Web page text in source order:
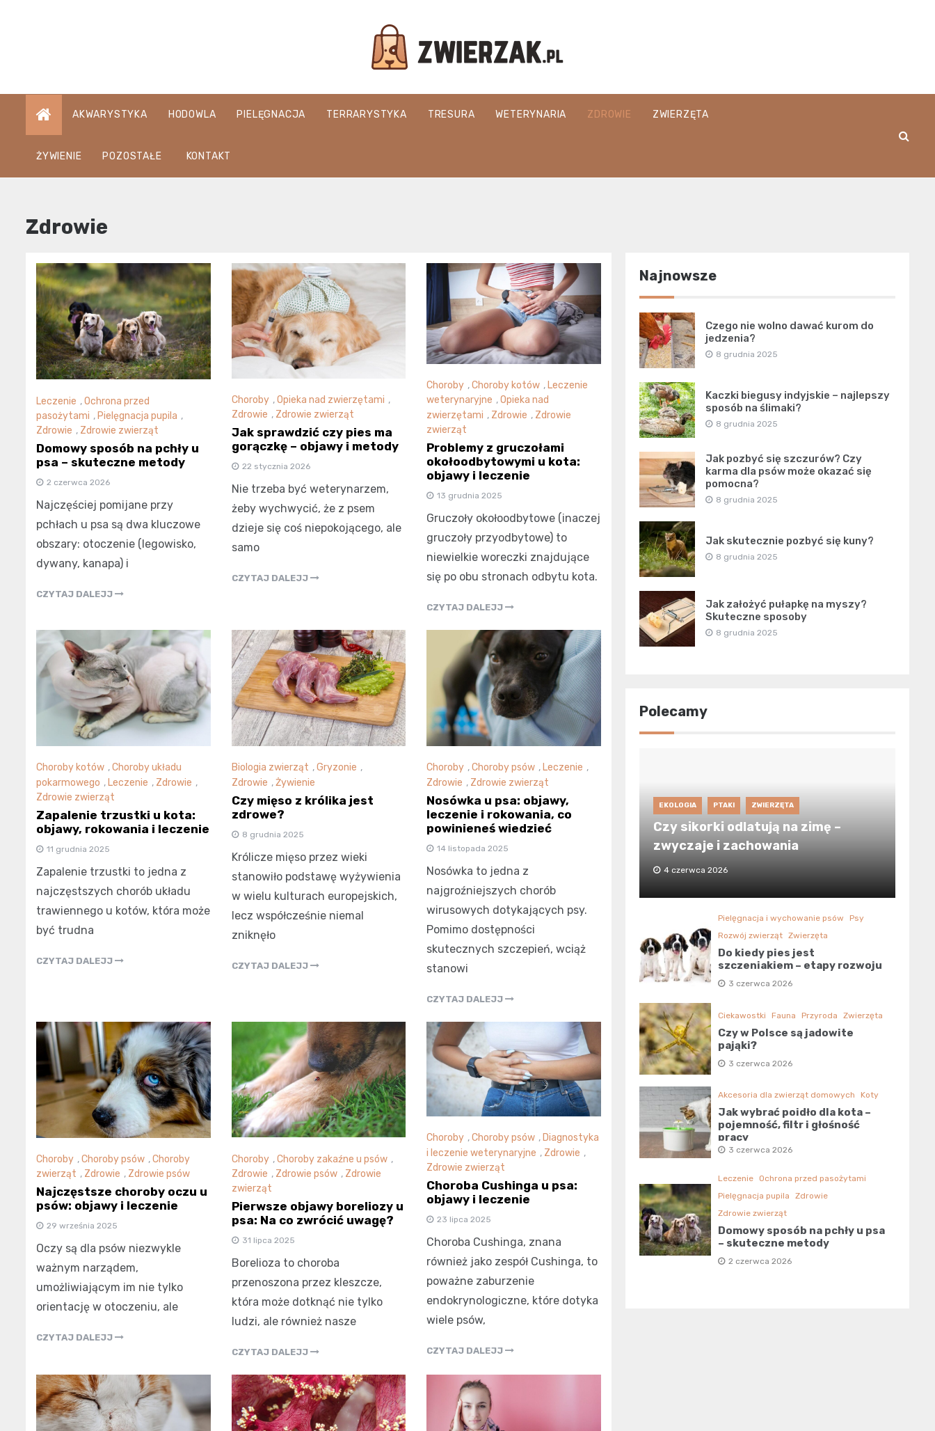
Zwierzak.pl
AKWARYSTYKA HODOWLA PIELĘGNACJA TERRARYSTYKA TRESURA WETERYNARIA ZDROWIE ZWIERZĘTA
ŻYWIENIE POZOSTAŁE KONTAKT
Zdrowie
Leczenie ,Ochrona przed
pasożytami , Pielęgnacja pupila ,
Zdrowie , Zdrowie zwierząt
Domowy sposób na pchły u
psa – skuteczne metody
2 czerwca 2026
Najczęściej pomijane przy
pchłach u psa są dwa kluczowe
obszary: otoczenie (legowisko,
dywany, kanapa) i
CZYTAJ DALEJJ
Choroby ,Opieka nad zwierzętami ,
Zdrowie , Zdrowie zwierząt
Jak sprawdzić czy pies ma
gorączkę – objawy i metody
22 stycznia 2026
Nie trzeba być weterynarzem,
żeby wychwycić, że z psem
dzieje się coś niepokojącego, ale
samo
CZYTAJ DALEJJ
Choroby ,Choroby kotów , Leczenie
weterynaryjne ,Opieka nad
zwierzętami , Zdrowie , Zdrowie
zwierząt
Problemy z gruczołami
okołoodbytowymi u kota:
objawy i leczenie
13 grudnia 2025
Gruczoły okołoodbytowe (inaczej
gruczoły przyodbytowe) to
niewielkie woreczki znajdujące
się po obu stronach odbytu kota.
CZYTAJ DALEJJ
Choroby kotów ,Choroby układu
pokarmowego , Leczenie , Zdrowie ,
Zdrowie zwierząt
Zapalenie trzustki u kota:
objawy, rokowania i leczenie
11 grudnia 2025
Zapalenie trzustki to jedna z
najczęstszych chorób układu
trawiennego u kotów, która może
być trudna
CZYTAJ DALEJJ
Biologia zwierząt ,Gryzonie ,
Zdrowie ,Żywienie
Czy mięso z królika jest
zdrowe?
8 grudnia 2025
Królicze mięso przez wieki
stanowiło podstawę wyżywienia
w wielu kulturach europejskich,
lecz współcześnie niemal
zniknęło
CZYTAJ DALEJJ
Choroby ,Choroby psów , Leczenie ,
Zdrowie , Zdrowie zwierząt
Nosówka u psa: objawy,
leczenie i rokowania, co
powinieneś wiedzieć
14 listopada 2025
Nosówka to jedna z
najgroźniejszych chorób
wirusowych dotykających psy.
Pomimo dostępności
skutecznych szczepień, wciąż
stanowi
CZYTAJ DALEJJ
Choroby ,Choroby psów ,Choroby
zwierząt , Zdrowie , Zdrowie psów
Najczęstsze choroby oczu u
psów: objawy i leczenie
29 września 2025
Oczy są dla psów niezwykle
ważnym narządem,
umożliwiającym im nie tylko
orientację w otoczeniu, ale
CZYTAJ DALEJJ
Choroby ,Choroby zakaźne u psów ,
Zdrowie , Zdrowie psów , Zdrowie
zwierząt
Pierwsze objawy boreliozy u
psa: Na co zwrócić uwagę?
31 lipca 2025
Borelioza to choroba
przenoszona przez kleszcze,
która może dotknąć nie tylko
ludzi, ale również nasze
CZYTAJ DALEJJ
Choroby ,Choroby psów ,Diagnostyka
i leczenie weterynaryjne , Zdrowie ,
Zdrowie zwierząt
Choroba Cushinga u psa:
objawy i leczenie
23 lipca 2025
Choroba Cushinga, znana
również jako zespół Cushinga, to
poważne zaburzenie
endokrynologiczne, które dotyka
wiele psów,
CZYTAJ DALEJJ
Najnowsze
Czego nie wolno dawać kurom do
jedzenia?
8 grudnia 2025
Kaczki biegusy indyjskie – najlepszy
sposób na ślimaki?
8 grudnia 2025
Jak pozbyć się szczurów? Czy
karma dla psów może okazać się
pomocna?
8 grudnia 2025
Jak skutecznie pozbyć się kuny?
8 grudnia 2025
Jak założyć pułapkę na myszy?
Skuteczne sposoby
8 grudnia 2025
Polecamy
EKOLOGIA PTAKI ZWIERZĘTA
Czy sikorki odlatują na zimę –
zwyczaje i zachowania
4 czerwca 2026
Pielęgnacja i wychowanie psów
Psy
Rozwój zwierząt Zwierzęta
Do kiedy pies jest
szczeniakiem – etapy rozwoju
3 czerwca 2026
Ciekawostki Fauna Przyroda Zwierzęta
Czy w Polsce są jadowite
pająki?
3 czerwca 2026
Akcesoria dla zwierząt domowych Koty
Jak wybrać poidło dla kota –
pojemność, filtr i głośność
pracy
3 czerwca 2026
Leczenie
Ochrona przed pasożytami
Pielęgnacja pupila
Zdrowie
Zdrowie zwierząt
Domowy sposób na pchły u psa
– skuteczne metody
2 czerwca 2026